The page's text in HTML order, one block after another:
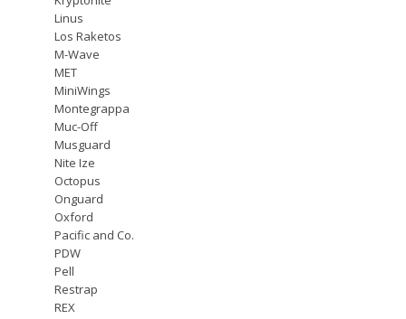
Linus
Los Raketos
M-Wave
MET
MiniWings
Montegrappa
Muc-Off
Musguard
Nite Ize
Octopus
Onguard
Oxford
Pacific and Co.
PDW
Pell
Restrap
REX